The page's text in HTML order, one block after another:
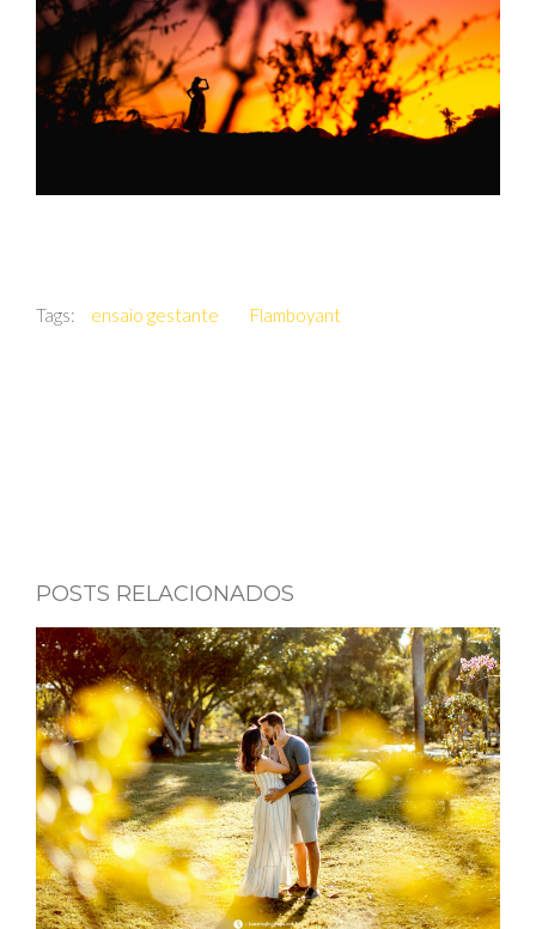
Tags: ensaio gestante Flamboyant
POSTS RELACIONADOS